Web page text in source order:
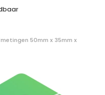
50mm x 35mm x